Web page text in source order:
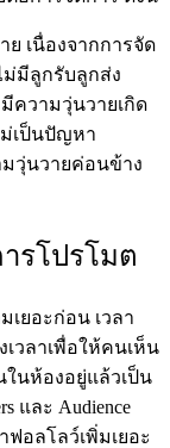
ย เนื่องจากการจัด
ม่มีลูกรับลูกส่ง
มีความวุ่นวายเกิด
เป็นปัญหา
มวุ่นวายค่อนข้าง
รโปรโมต
เยอะก่อน เวลา
เวลาเพื่อให้คนเห็น
นห้องอยู่แล้วเป็น
และ Audience
ฟอลโลว์เพิ่มเยอะ